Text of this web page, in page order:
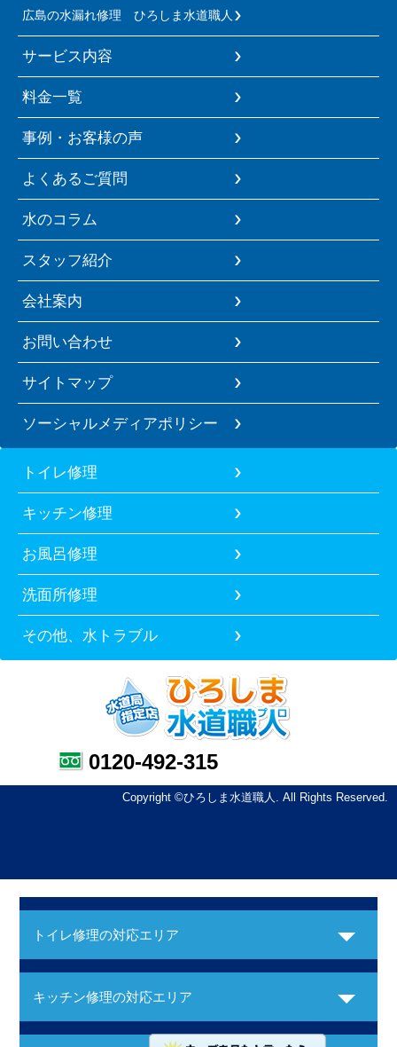
広島の水漏れ修理 ひろしま水道職人
サービス内容
料金一覧
事例・お客様の声
よくあるご質問
水のコラム
スタッフ紹介
会社案内
お問い合わせ
サイトマップ
ソーシャルメディアポリシー
トイレ修理
キッチン修理
お風呂修理
洗面所修理
その他、水トラブル
0120-492-315
Copyright ©ひろしま水道職人. All Rights Reserved.
トイレ修理の対応エリア
キッチン修理の対応エリア